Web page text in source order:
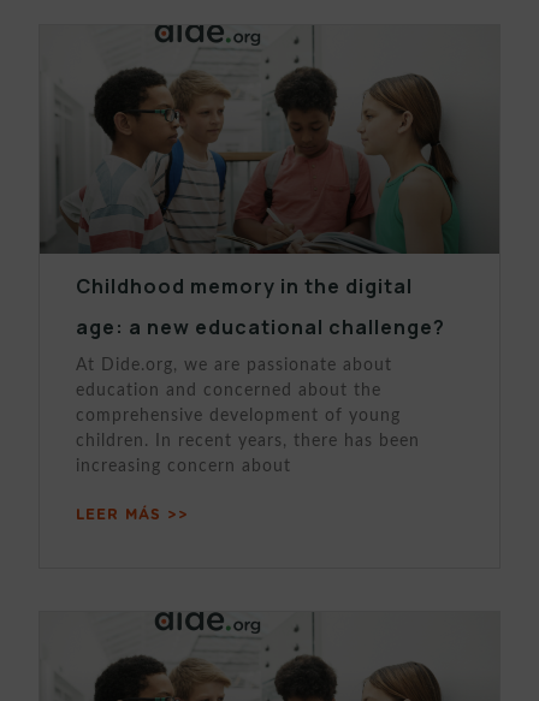
Childhood memory in the digital
age: a new educational challenge?
At Dide.org, we are passionate about
education and concerned about the
comprehensive development of young
children. In recent years, there has been
increasing concern about
LEER MÁS >>